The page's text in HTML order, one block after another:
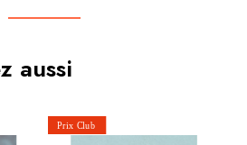
aussi